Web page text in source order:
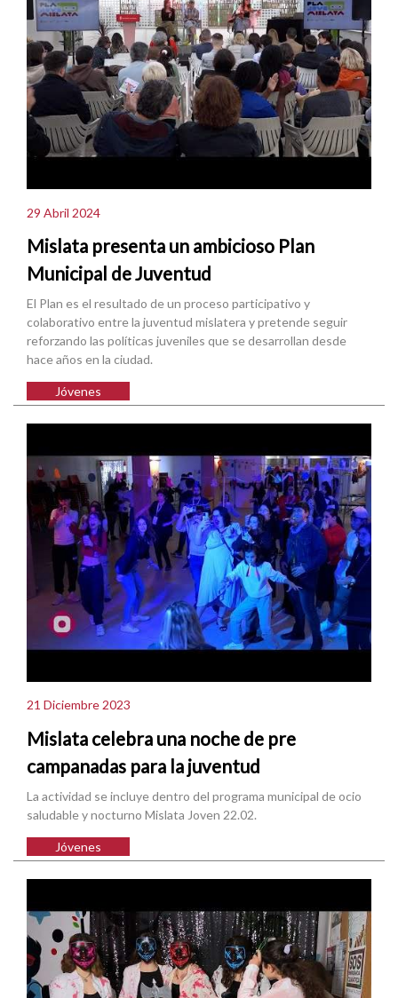
29 Abril 2024
Mislata presenta un ambicioso Plan
Municipal de Juventud
El Plan es el resultado de un proceso participativo y
colaborativo entre la juventud mislatera y pretende seguir
reforzando las políticas juveniles que se desarrollan desde
hace años en la ciudad.
Jóvenes
21 Diciembre 2023
Mislata celebra una noche de pre
campanadas para la juventud
La actividad se incluye dentro del programa municipal de ocio
saludable y nocturno Mislata Joven 22.02.
Jóvenes